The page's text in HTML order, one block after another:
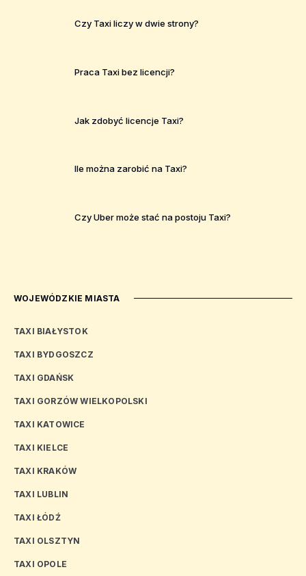
Czy Taxi liczy w dwie strony?
Praca Taxi bez licencji?
Jak zdobyć licencje Taxi?
Ile można zarobić na Taxi?
Czy Uber może stać na postoju Taxi?
WOJEWÓDZKIE MIASTA
TAXI BIAŁYSTOK
TAXI BYDGOSZCZ
TAXI GDAŃSK
TAXI GORZÓW WIELKOPOLSKI
TAXI KATOWICE
TAXI KIELCE
TAXI KRAKÓW
TAXI LUBLIN
TAXI ŁÓDŹ
TAXI OLSZTYN
TAXI OPOLE